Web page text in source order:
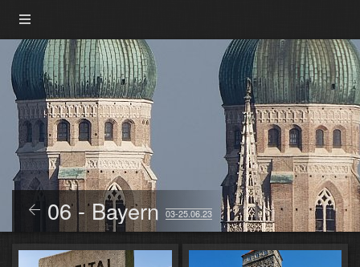
06 - Bayern 03-25.06.23